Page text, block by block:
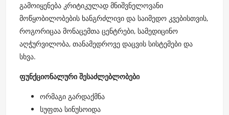
გამოიყენება კრიტიკულად მნიშვნელოვანი
მოწყობილობების ხანგრძლივი და საიმედო კვებისთვის,
როგორიცაა მონაცემთა ცენტრები, სამედიცინო
აღჭურვილობა, თანამედროვე დაცვის სისტემები და
სხვა.
ფუნქციონალური შესაძლებლობები
ორმაგი გარდაქმნა
სუფთა სინუსოიდა